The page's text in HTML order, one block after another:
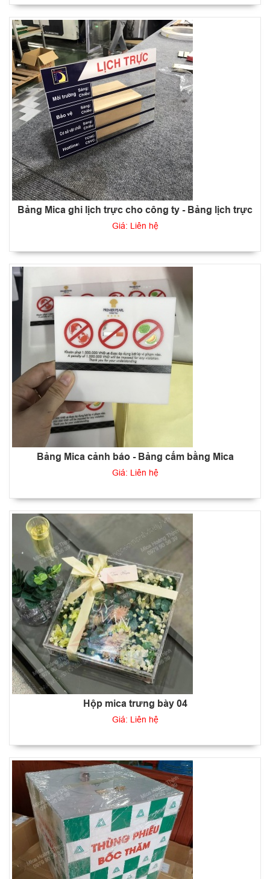
Bảng Mica ghi lịch trực cho công ty - Bảng lịch trực
Giá: Liên hệ
Bảng Mica cảnh báo - Bảng cấm bằng Mica
Giá: Liên hệ
Hộp mica trưng bày 04
Giá: Liên hệ